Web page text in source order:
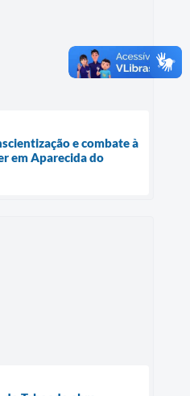
e combate à
em Aparecida do